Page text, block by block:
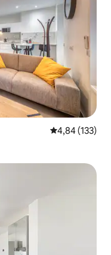
Средна
4,84 (133)